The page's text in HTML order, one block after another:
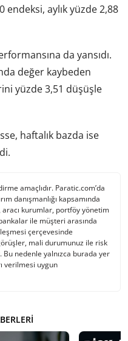
endeksi, aylık yüzde 2,88
da yansıdı.
değer kaybeden
yüzde 3,51 düşüşle
haftalık bazda ise
amaçlıdır. Paratic.com’da
danışmanlığı kapsamında
aracı kurumlar, portföy yönetim
ile müşteri arasında
çerçevesinde
mali durumunuz ile risk
nedenle yalnızca burada yer
verilmesi uygun